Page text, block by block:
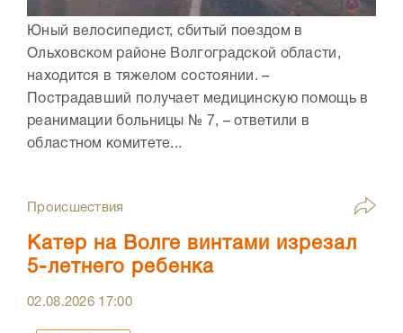
Юный велосипедист, сбитый поездом в
Ольховском районе Волгоградской области,
находится в тяжелом состоянии. –
Пострадавший получает медицинскую помощь в
реанимации больницы № 7, – ответили в
областном комитете...
Происшествия
Катер на Волге винтами изрезал
5-летнего ребенка
02.08.2026 17:00